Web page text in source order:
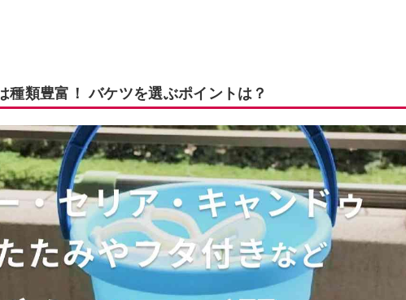
種類豊富！ バケツを選ぶポイントは？